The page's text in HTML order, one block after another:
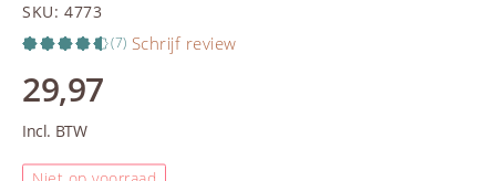
SKU: 4773
(7) Schrijf review
29,97
Incl. BTW